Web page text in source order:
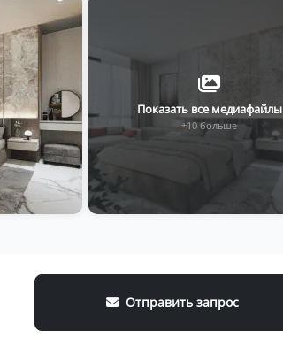
Показать все медиафайлы
+10 больше
Отправить запрос